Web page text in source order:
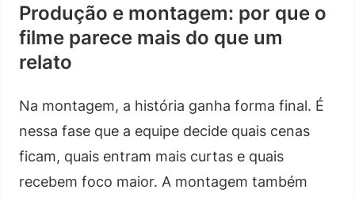
Produção e montagem: por que o
filme parece mais do que um
relato
Na montagem, a história ganha forma final. É
nessa fase que a equipe decide quais cenas
ficam, quais entram mais curtas e quais
recebem foco maior. A montagem também